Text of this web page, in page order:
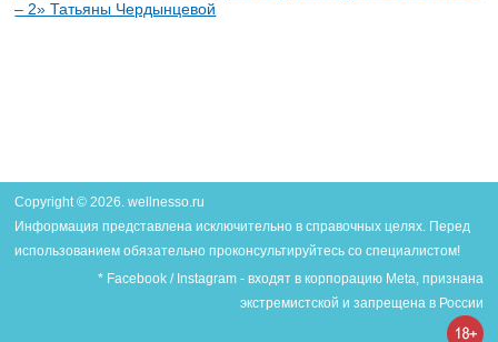
– 2» Татьяны Чердынцевой
Copyright © 2026. wellnesso.ru
Информация представлена исключительно в справочных целях. Перед
использованием обязательно проконсультируйтесь со специалистом!
* Facebook / Instagram - входят в корпорацию Meta, признана
экстремистской и запрещена в России